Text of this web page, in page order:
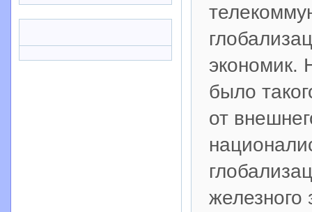
экономик.
было
от
железного